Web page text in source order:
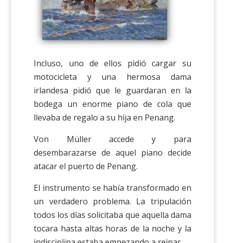
Incluso, uno de ellos pidió cargar su
motocicleta y una hermosa dama
irlandesa pidió que le guardaran en la
bodega un enorme piano de cola que
llevaba de regalo a su hija en Penang.
Von Müller accede y para
desembarazarse de aquel piano decide
atacar el puerto de Penang.
El instrumento se había transformado en
un verdadero problema. La tripulación
todos los días solicitaba que aquella dama
tocara hasta altas horas de la noche y la